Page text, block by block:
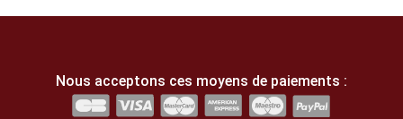
Nous acceptons ces moyens de paiements :